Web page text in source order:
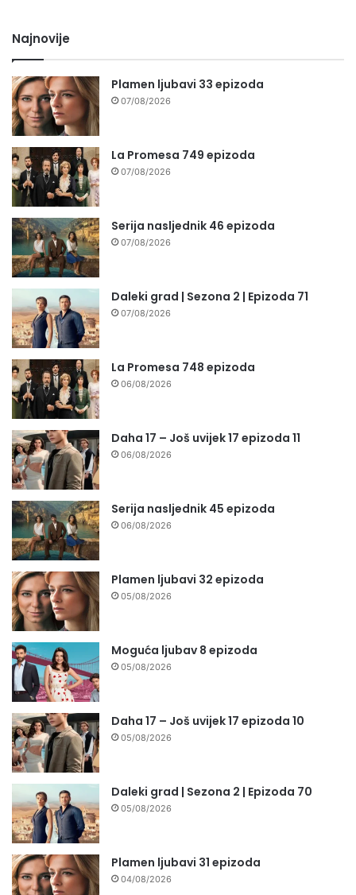
Najnovije
Plamen ljubavi 33 epizoda
07/08/2026
La Promesa 749 epizoda
07/08/2026
Serija nasljednik 46 epizoda
07/08/2026
Daleki grad | Sezona 2 | Epizoda 71
07/08/2026
La Promesa 748 epizoda
06/08/2026
Daha 17 – Još uvijek 17 epizoda 11
06/08/2026
Serija nasljednik 45 epizoda
06/08/2026
Plamen ljubavi 32 epizoda
05/08/2026
Moguća ljubav 8 epizoda
05/08/2026
Daha 17 – Još uvijek 17 epizoda 10
05/08/2026
Daleki grad | Sezona 2 | Epizoda 70
05/08/2026
Plamen ljubavi 31 epizoda
04/08/2026